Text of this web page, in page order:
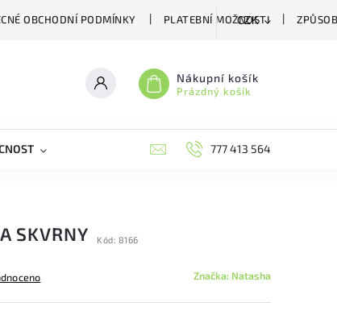
OBCHODNÍ PODMÍNKY PLATEBNÍ MOŽNOSTI
CZK
Nákupní košík
Prázdný košík
BIOAGENS777 413 564
SKVRNY Kód: 8166
Značka: Natasha